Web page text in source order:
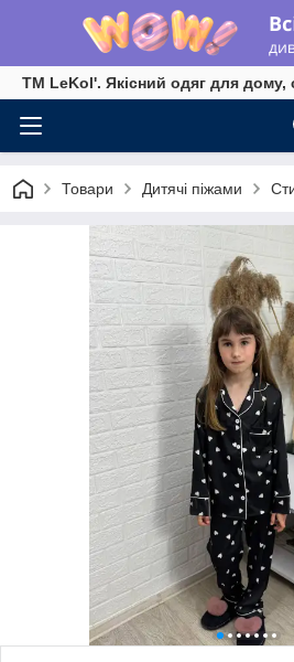
TM LeKol'. Якісний одяг для дому,
Товари Дитячі піжами